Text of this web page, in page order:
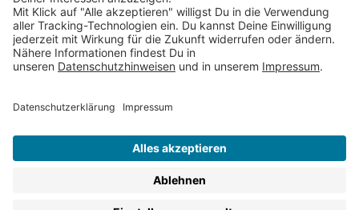
* Versandkostenfrei ab 9,00 € Bestellwert innerhalb
Deutschlands
** Lieferzeit 1-3 Werktage innerhalb Deutschlands
Thienemann-Esslinger Verlag GmbH, Blumenstraße 36, D-70182